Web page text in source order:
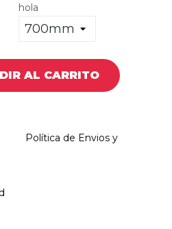
hola
AL CARRITO
Política de Envios y